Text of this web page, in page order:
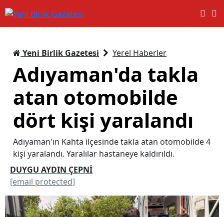
Yeni Birlik Gazetesi Yerel Haberler
Adıyaman'da takla
atan otomobilde
dört kişi yaralandı
Adıyaman'ın Kahta ilçesinde takla atan otomobilde 4
kişi yaralandı. Yaralılar hastaneye kaldırıldı.
DUYGU AYDIN ÇEPNİ
[email protected]